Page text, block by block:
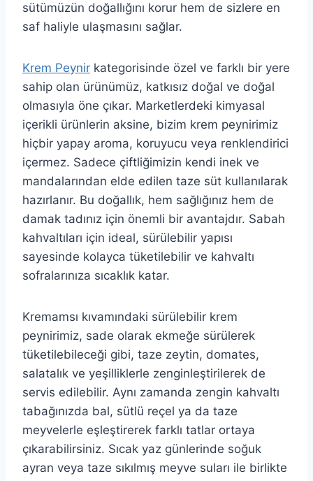
sütümüzün doğallığını korur hem de sizlere en
saf haliyle ulaşmasını sağlar.
Krem Peynir kategorisinde özel ve farklı bir yere
sahip olan ürünümüz, katkısız doğal ve doğal
olmasıyla öne çıkar. Marketlerdeki kimyasal
içerikli ürünlerin aksine, bizim krem peynirimiz
hiçbir yapay aroma, koruyucu veya renklendirici
içermez. Sadece çiftliğimizin kendi inek ve
mandalarından elde edilen taze süt kullanılarak
hazırlanır. Bu doğallık, hem sağlığınız hem de
damak tadınız için önemli bir avantajdır. Sabah
kahvaltıları için ideal, sürülebilir yapısı
sayesinde kolayca tüketilebilir ve kahvaltı
sofralarınıza sıcaklık katar.
Kremamsı kıvamındaki sürülebilir krem
peynirimiz, sade olarak ekmeğe sürülerek
tüketilebileceği gibi, taze zeytin, domates,
salatalık ve yeşilliklerle zenginleştirilerek de
servis edilebilir. Aynı zamanda zengin kahvaltı
tabağınızda bal, sütlü reçel ya da taze
meyvelerle eşleştirerek farklı tatlar ortaya
çıkarabilirsiniz. Sıcak yaz günlerinde soğuk
ayran veya taze sıkılmış meyve suları ile birlikte